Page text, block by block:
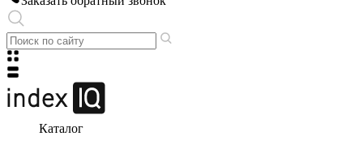
Каталог